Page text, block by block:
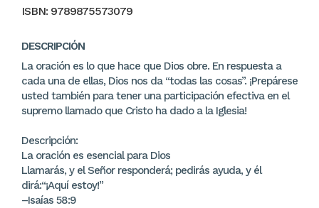
ISBN: 9789875573079
DESCRIPCIÓN
La oración es lo que hace que Dios obre. En respuesta a
cada una de ellas, Dios nos da “todas las cosas”. ¡Prepárese
usted también para tener una participación efectiva en el
supremo llamado que Cristo ha dado a la Iglesia!
Descripción:
La oración es esencial para Dios
Llamarás, y el Señor responderá; pedirás ayuda, y él
dirá:“¡Aquí estoy!”
–Isaías 58:9